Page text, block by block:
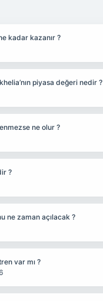
kadar kazanır ?
piyasa değeri nedir ?
ne olur ?
?
ne zaman açılacak ?
var mı ?